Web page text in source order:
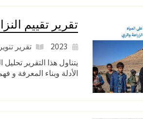
تقرير تقييم
تقرير
يتناول هذا التقرير
الأدلة وبناء المعرفة و